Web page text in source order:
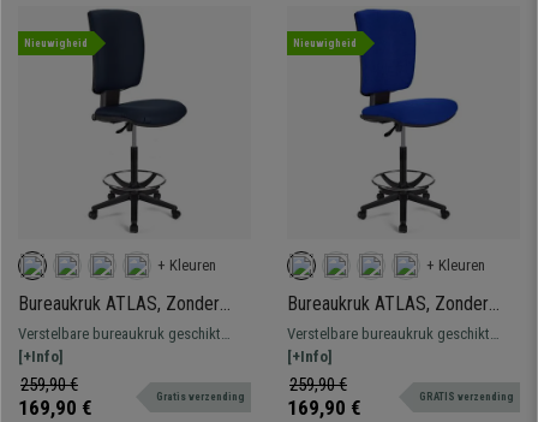
Nieuwigheid
+ Kleuren
Bureaukruk ATLAS, Zonder
Armleuningen, Verstelbare
Rugleuning, Dikke Vulling, in
Blauw Leder
Verstelbare bureaukruk geschikt
voor professioneel gebruik.
Robuust, resistent en comfortabel.
[+Info]
259,90 €
169,90 € Gratis verzending
Nieuwigheid
+ Kleuren
Bureaukruk ATLAS, Zonder
Armleuningen, Verstelbare
rugleuning, Dikke Vulling, in
Blauwe Stof
Verstelbare bureaukruk geschikt
voor professioneel gebruik.
Robuust, resistent en comfortabel.
[+Info]
259,90 €
169,90 € GRATIS verzending